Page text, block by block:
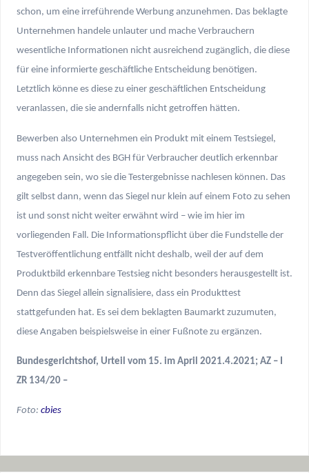
schon, um eine irreführende Werbung anzunehmen. Das beklagte
Unternehmen handele unlauter und mache Verbrauchern
wesentliche Informationen nicht ausreichend zugänglich, die diese
für eine informierte geschäftliche Entscheidung benötigen.
Letztlich könne es diese zu einer geschäftlichen Entscheidung
veranlassen, die sie andernfalls nicht getroffen hätten.
Bewerben also Unternehmen ein Produkt mit einem Testsiegel,
muss nach Ansicht des BGH für Verbraucher deutlich erkennbar
angegeben sein, wo sie die Testergebnisse nachlesen können. Das
gilt selbst dann, wenn das Siegel nur klein auf einem Foto zu sehen
ist und sonst nicht weiter erwähnt wird – wie im hier im
vorliegenden Fall. Die Informationspflicht über die Fundstelle der
Testveröffentlichung entfällt nicht deshalb, weil der auf dem
Produktbild erkennbare Testsieg nicht besonders herausgestellt ist.
Denn das Siegel allein signalisiere, dass ein Produkttest
stattgefunden hat. Es sei dem beklagten Baumarkt zuzumuten,
diese Angaben beispielsweise in einer Fußnote zu ergänzen.
Bundesgerichtshof, Urteil vom 15. im April 2021.4.2021; AZ – I
ZR 134/20 –
Foto: cbies